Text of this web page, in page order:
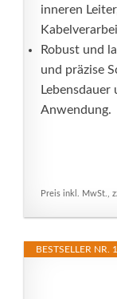
inneren
Robust und
und präzise
Anwendung.
Preis inkl. MwSt.,
BESTSELLER NR.